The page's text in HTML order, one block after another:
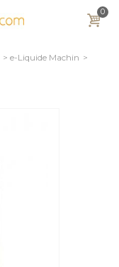
0
> e-Liquide Machin >